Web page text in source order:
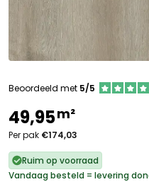
Beoordeeld met 5/5
49,95m²
Per pak €174,03
Ruim op voorraad
Vandaag besteld = levering